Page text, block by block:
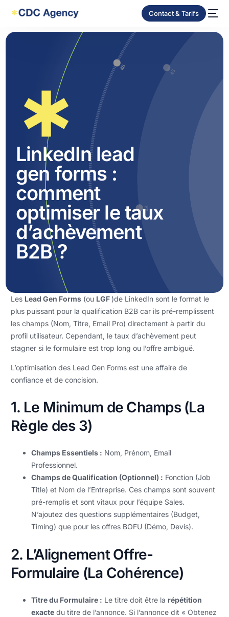
Contact & Tarifs
LinkedIn lead
gen forms :
comment
optimiser le taux
d’achèvement
B2B ?
Les Lead Gen Forms (ou LGF)de LinkedIn sont le format le
plus puissant pour la qualification B2B car ils pré-remplissent
les champs (Nom, Titre, Email Pro) directement à partir du
profil utilisateur. Cependant, le taux d’achèvement peut
stagner si le formulaire est trop long ou l’offre ambiguë.
L’optimisation des Lead Gen Forms est une affaire de
confiance et de concision.
1. Le Minimum de Champs (La
Règle des 3)
Champs Essentiels : Nom, Prénom, Email
Professionnel.
Champs de Qualification (Optionnel) : Fonction (Job
Title) et Nom de l’Entreprise. Ces champs sont souvent
pré-remplis et sont vitaux pour l’équipe Sales.
N’ajoutez des questions supplémentaires (Budget,
Timing) que pour les offres BOFU (Démo, Devis).
2. L’Alignement Offre-
Formulaire (La Cohérence)
Titre du Formulaire : Le titre doit être la répétition
exacte du titre de l’annonce. Si l’annonce dit « Obtenez